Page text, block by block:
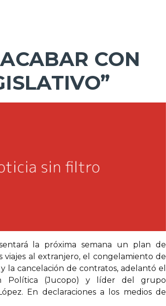
CON
la próxima semana un plan de
al extranjero, el congelamiento de
la cancelación de contratos, adelantó el
Política (Jucopo) y líder del grupo
En declaraciones a los medios de